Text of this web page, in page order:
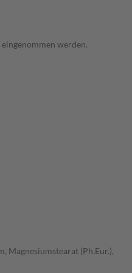
werden.
Magnesiumstearat (Ph.Eur.),